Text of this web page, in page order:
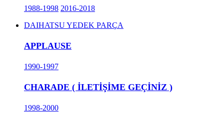
1988-1998 2016-2018
DAIHATSU YEDEK PARÇA
APPLAUSE
1990-1997
CHARADE ( İLETİŞİME GEÇİNİZ )
1998-2000